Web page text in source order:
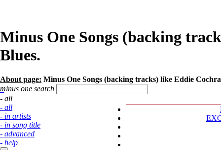
Minus One Songs (backing
Blues.
About page: Minus One Songs (backing tracks) like Eddie
minus one search
- all
- all
- in artists
- in song title
- advanced
- help